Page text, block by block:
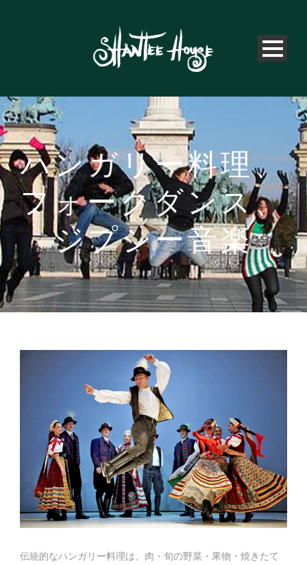
ハンガリー料理、
フォークダンス、
ジプシー音楽
伝統的なハンガリー料理は、肉・旬の野菜・果物・焼きたて